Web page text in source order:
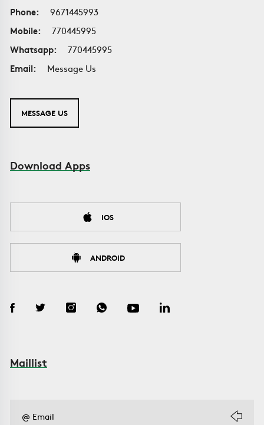
Phone:
9671445993
Mobile:
770445995
Whatsapp:
770445995
Email:
Message Us
MESSAGE US
Download Apps
IOS
ANDROID
Maillist